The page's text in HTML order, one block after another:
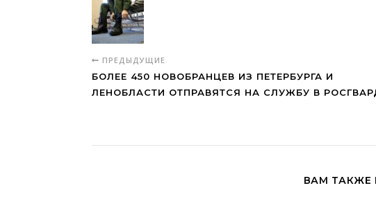
ПРЕДЫДУЩИЕ
БОЛЕЕ 450 НОВОБРАНЦЕВ ИЗ ПЕТЕРБУРГА И
ЛЕНОБЛАСТИ ОТПРАВЯТСЯ НА СЛУЖБУ В
ВАМ ТАКЖЕ